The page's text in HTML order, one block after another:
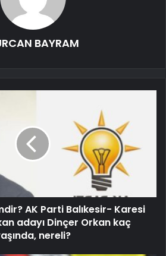
BAYRAM
AK Parti Balıkesir- Karesi
adayı Dinçer Orkan kaç
nereli?